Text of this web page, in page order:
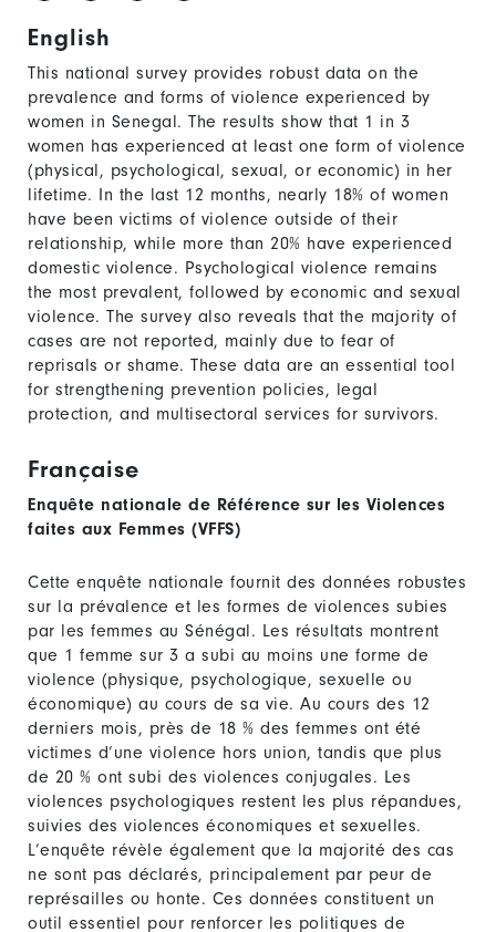
English
This national survey provides robust data on the
prevalence and forms of violence experienced by
women in Senegal. The results show that 1 in 3
women has experienced at least one form of violence
(physical, psychological, sexual, or economic) in her
lifetime. In the last 12 months, nearly 18% of women
have been victims of violence outside of their
relationship, while more than 20% have experienced
domestic violence. Psychological violence remains
the most prevalent, followed by economic and sexual
violence. The survey also reveals that the majority of
cases are not reported, mainly due to fear of
reprisals or shame. These data are an essential tool
for strengthening prevention policies, legal
protection, and multisectoral services for survivors.
Française
Enquête nationale de Référence sur les Violences
faites aux Femmes (VFFS)
Cette enquête nationale fournit des données robustes
sur la prévalence et les formes de violences subies
par les femmes au Sénégal. Les résultats montrent
que 1 femme sur 3 a subi au moins une forme de
violence (physique, psychologique, sexuelle ou
économique) au cours de sa vie. Au cours des 12
derniers mois, près de 18 % des femmes ont été
victimes d’une violence hors union, tandis que plus
de 20 % ont subi des violences conjugales. Les
violences psychologiques restent les plus répandues,
suivies des violences économiques et sexuelles.
L’enquête révèle également que la majorité des cas
ne sont pas déclarés, principalement par peur de
représailles ou honte. Ces données constituent un
outil essentiel pour renforcer les politiques de